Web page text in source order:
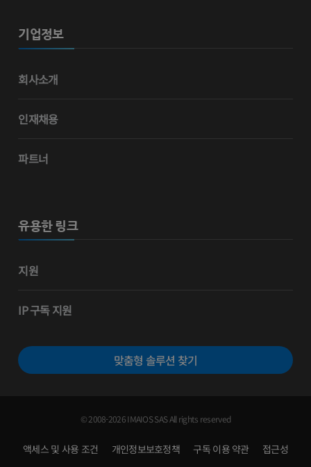
기업정보
회사소개
인재채용
파트너
유용한 링크
지원
IP 구독 지원
맞춤형 솔루션 찾기
© 2008-2026 IMAIOS SAS All rights reserved
액세스 및 사용 조건 개인정보보호정책 구독 이용 약관 접근성